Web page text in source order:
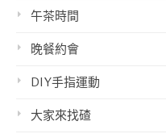
午茶時間
晚餐約會
DIY手指運動
大家來找碴